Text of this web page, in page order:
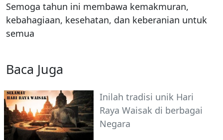
Semoga tahun ini membawa kemakmuran,
kebahagiaan, kesehatan, dan keberanian untuk
semua
Baca Juga
Inilah tradisi unik Hari
Raya Waisak di berbagai
Negara